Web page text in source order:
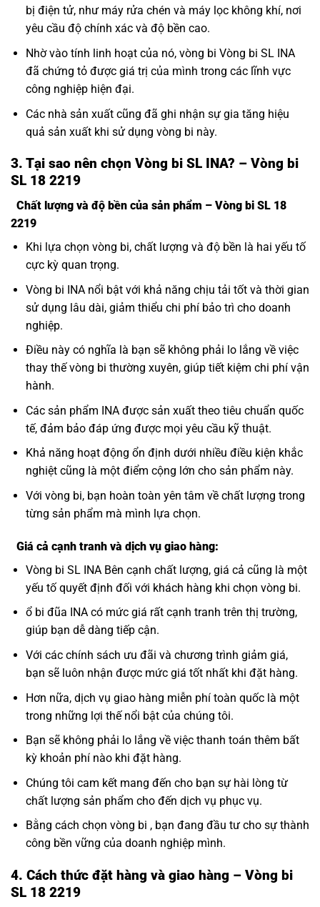
bị điện tử, như máy rửa chén và máy lọc không khí, nơi
yêu cầu độ chính xác và độ bền cao.
Nhờ vào tính linh hoạt của nó, vòng bi Vòng bi SL INA
đã chứng tỏ được giá trị của mình trong các lĩnh vực
công nghiệp hiện đại.
Các nhà sản xuất cũng đã ghi nhận sự gia tăng hiệu
quả sản xuất khi sử dụng vòng bi này.
3. Tại sao nên chọn Vòng bi SL INA? – Vòng bi
SL 18 2219
Chất lượng và độ bền của sản phẩm – Vòng bi SL 18
2219
Khi lựa chọn vòng bi, chất lượng và độ bền là hai yếu tố
cực kỳ quan trọng.
Vòng bi INA nổi bật với khả năng chịu tải tốt và thời gian
sử dụng lâu dài, giảm thiểu chi phí bảo trì cho doanh
nghiệp.
Điều này có nghĩa là bạn sẽ không phải lo lắng về việc
thay thế vòng bi thường xuyên, giúp tiết kiệm chi phí vận
hành.
Các sản phẩm INA được sản xuất theo tiêu chuẩn quốc
tế, đảm bảo đáp ứng được mọi yêu cầu kỹ thuật.
Khả năng hoạt động ổn định dưới nhiều điều kiện khắc
nghiệt cũng là một điểm cộng lớn cho sản phẩm này.
Với vòng bi, bạn hoàn toàn yên tâm về chất lượng trong
từng sản phẩm mà mình lựa chọn.
Giá cả cạnh tranh và dịch vụ giao hàng:
Vòng bi SL INA Bên cạnh chất lượng, giá cả cũng là một
yếu tố quyết định đối với khách hàng khi chọn vòng bi.
ổ bi đũa INA có mức giá rất cạnh tranh trên thị trường,
giúp bạn dễ dàng tiếp cận.
Với các chính sách ưu đãi và chương trình giảm giá,
bạn sẽ luôn nhận được mức giá tốt nhất khi đặt hàng.
Hơn nữa, dịch vụ giao hàng miễn phí toàn quốc là một
trong những lợi thế nổi bật của chúng tôi.
Bạn sẽ không phải lo lắng về việc thanh toán thêm bất
kỳ khoản phí nào khi đặt hàng.
Chúng tôi cam kết mang đến cho bạn sự hài lòng từ
chất lượng sản phẩm cho đến dịch vụ phục vụ.
Bằng cách chọn vòng bi , bạn đang đầu tư cho sự thành
công bền vững của doanh nghiệp mình.
4. Cách thức đặt hàng và giao hàng – Vòng bi
SL 18 2219